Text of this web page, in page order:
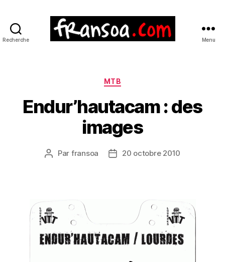
Recherche Menu
Catégories
MTB
Endur’hautacam : des
images
Auteur
Par fransoa
Date20 octobre 2010